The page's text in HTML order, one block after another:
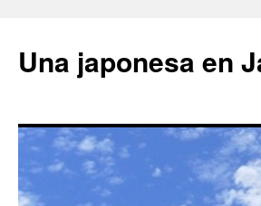
Una japonesa en